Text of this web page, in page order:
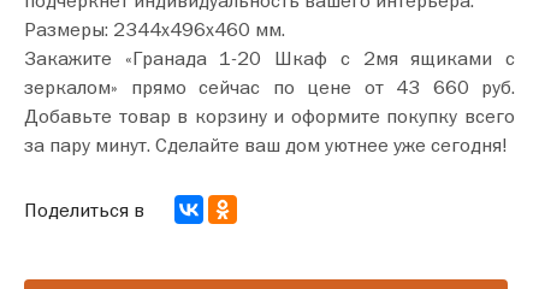
Размеры: 2344х496х460 мм.
Закажите «Гранада 1-20 Шкаф с 2мя ящиками с
зеркалом» прямо сейчас по цене от 43 660 руб.
Добавьте товар в корзину и оформите покупку всего
за пару минут. Сделайте ваш дом уютнее уже сегодня!
Поделиться в